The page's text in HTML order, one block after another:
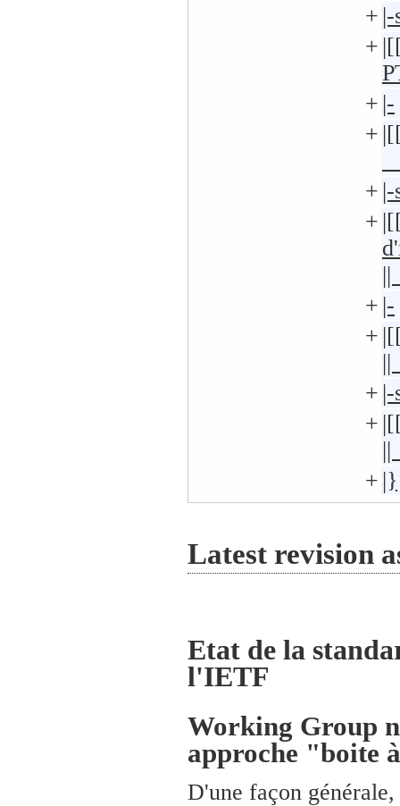
+
+
+ |-
+
+
+
+ |-
+
+
+
+ |}
Latest revision
Etat de la
l'IETF
Working Group
approche "boite
D'une façon